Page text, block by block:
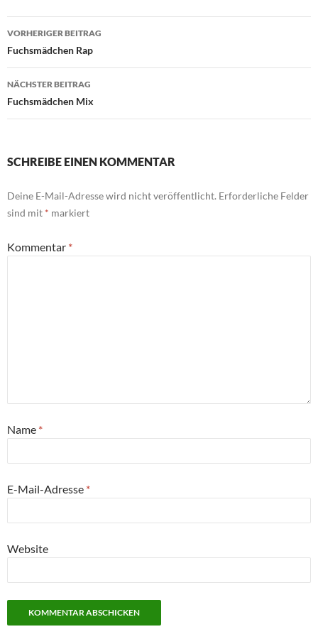
Beitragsnavigation
VORHERIGER BEITRAG
Fuchsmädchen Rap
NÄCHSTER BEITRAG
Fuchsmädchen Mix
SCHREIBE EINEN KOMMENTAR
Deine E-Mail-Adresse wird nicht veröffentlicht. Erforderliche Felder
sind mit * markiert
Kommentar *
Name *
E-Mail-Adresse *
Website